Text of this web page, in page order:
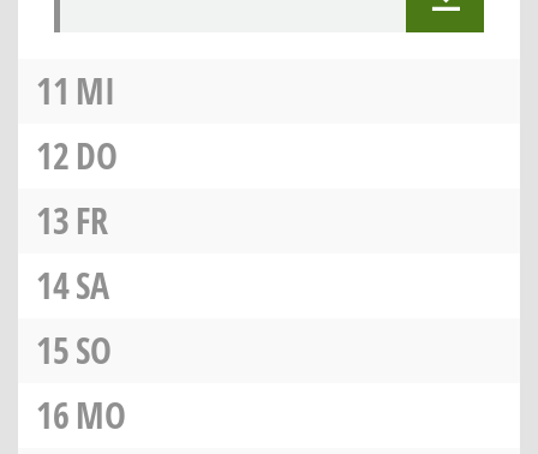
11 MI
12DO
13FR
14SA
15SO
16MO